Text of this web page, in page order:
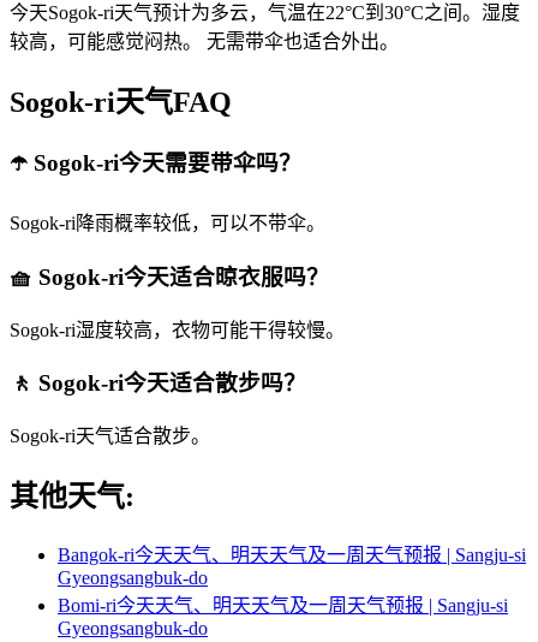
今天Sogok-ri天气预计为多云，气温在22°C到30°C之间。湿度
较高，可能感觉闷热。 无需带伞也适合外出。
Sogok-ri天气FAQ
☂️ Sogok-ri今天需要带伞吗？
Sogok-ri降雨概率较低，可以不带伞。
🧺 Sogok-ri今天适合晾衣服吗？
Sogok-ri湿度较高，衣物可能干得较慢。
🚶 Sogok-ri今天适合散步吗？
Sogok-ri天气适合散步。
其他天气:
Bangok-ri今天天气、明天天气及一周天气预报 | Sangju-si
Gyeongsangbuk-do
Bomi-ri今天天气、明天天气及一周天气预报 | Sangju-si
Gyeongsangbuk-do